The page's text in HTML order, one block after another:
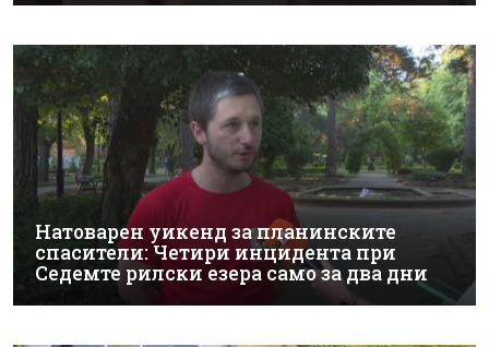
Натоварен уикенд за планинските
спасители: Четири инцидента при
Седемте рилски езера само за два дни